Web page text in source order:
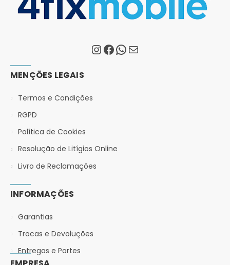
MENÇÕES LEGAIS
Termos e Condições
RGPD
Política de Cookies
Resolução de Litígios Online
Livro de Reclamações
INFORMAÇÕES
Garantias
Trocas e Devoluções
Entregas e Portes